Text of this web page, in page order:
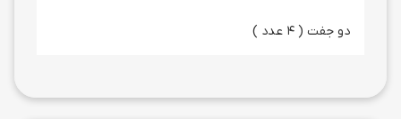
دو جفت ( 4 عدد )